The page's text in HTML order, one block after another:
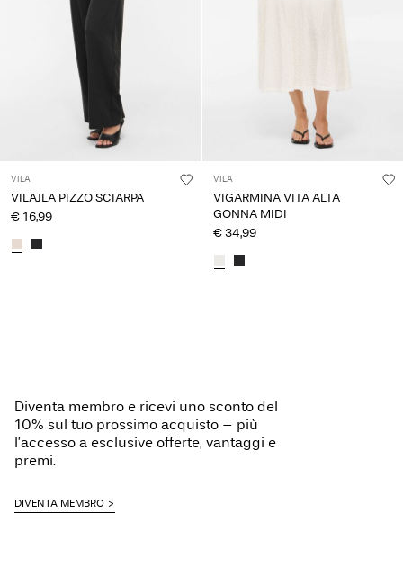
VILA
VILAJLA PIZZO SCIARPA
€ 16,99
VILA
VIGARMINA VITA ALTA
GONNA MIDI
€ 34,99
Diventa membro e ricevi uno sconto del
10% sul tuo prossimo acquisto – più
l’accesso a esclusive offerte, vantaggi e
premi.
DIVENTA MEMBRO